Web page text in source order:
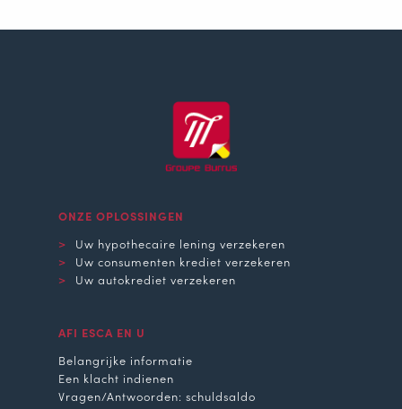
ONZE OPLOSSINGEN
Uw hypothecaire lening verzekeren
Uw consumenten krediet verzekeren
Uw autokrediet verzekeren
AFI ESCA EN U
Belangrijke informatie
Een klacht indienen
Vragen/Antwoorden: schuldsaldo